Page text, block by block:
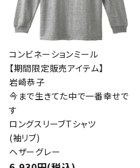
コンビネーションミール
【期間限定販売アイテム】
岩崎恭子
今まで生きてた中で一番幸せで
す
ロングスリーブTシャツ
(袖リブ)
ヘザーグレー